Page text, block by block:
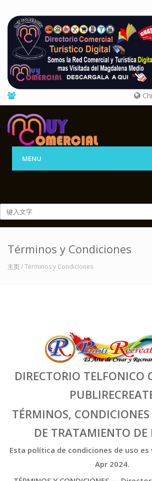
MENU
Términos y Condiciones
主页/ Términos y Condiciones
DIRECTORIO TELFONICO
TÉRMINOS,
DE TRATAMIENTO DE
Esta política de condiciones de uso
Apr 2024.